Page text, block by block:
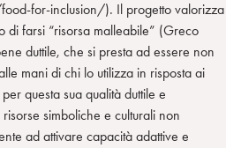
for-inclusion/). Il progetto valorizza
di farsi “risorsa malleabile” (Greco
duttile, che si presta ad essere non
mani di chi lo utilizza in risposta ai
questa sua qualità duttile e
simboliche e culturali non
ad attivare capacità adattive e